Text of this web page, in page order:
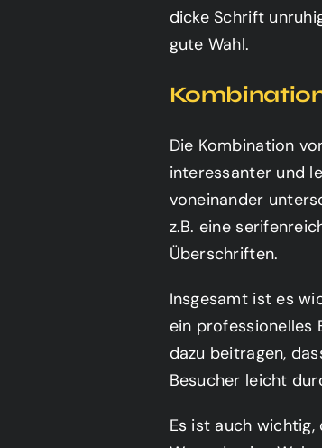
dicke Schrift
gute Wahl.
Die Kombination
interessanter und
voneinander
z.B. eine
Überschriften.
Insgesamt ist es
ein professionelles
dazu beitragen,
Besucher leicht
Es ist auch